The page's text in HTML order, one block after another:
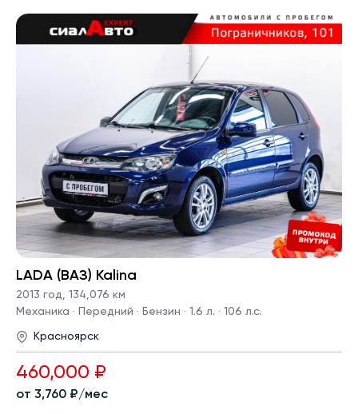
LADA (ВАЗ) Kalina
2013 год, 134,076 км
Механика · Передний · Бензин · 1.6 л. · 106 л.с.
Красноярск
460,000 ₽
от 3,760 ₽/мес